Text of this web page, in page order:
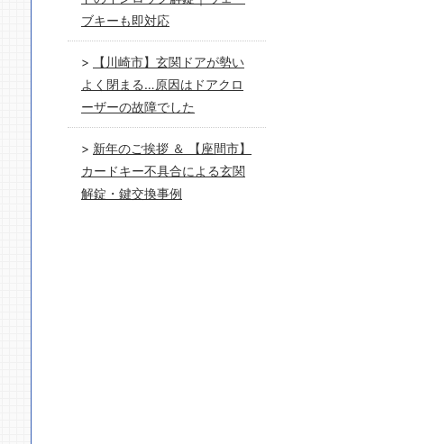
ブキーも即対応
【川崎市】玄関ドアが勢い
よく閉まる…原因はドアクロ
ーザーの故障でした
新年のご挨拶 ＆ 【座間市】
カードキー不具合による玄関
解錠・鍵交換事例